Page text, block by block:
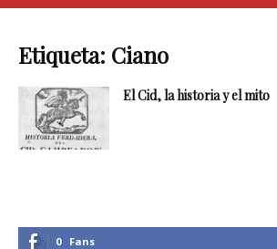
Etiqueta: Ciano
El Cid, la historia y el mito
0 Fans